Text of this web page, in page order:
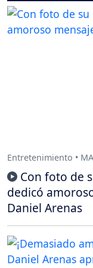
Entretenimiento •
Con foto de
dedicó
Daniel Arenas